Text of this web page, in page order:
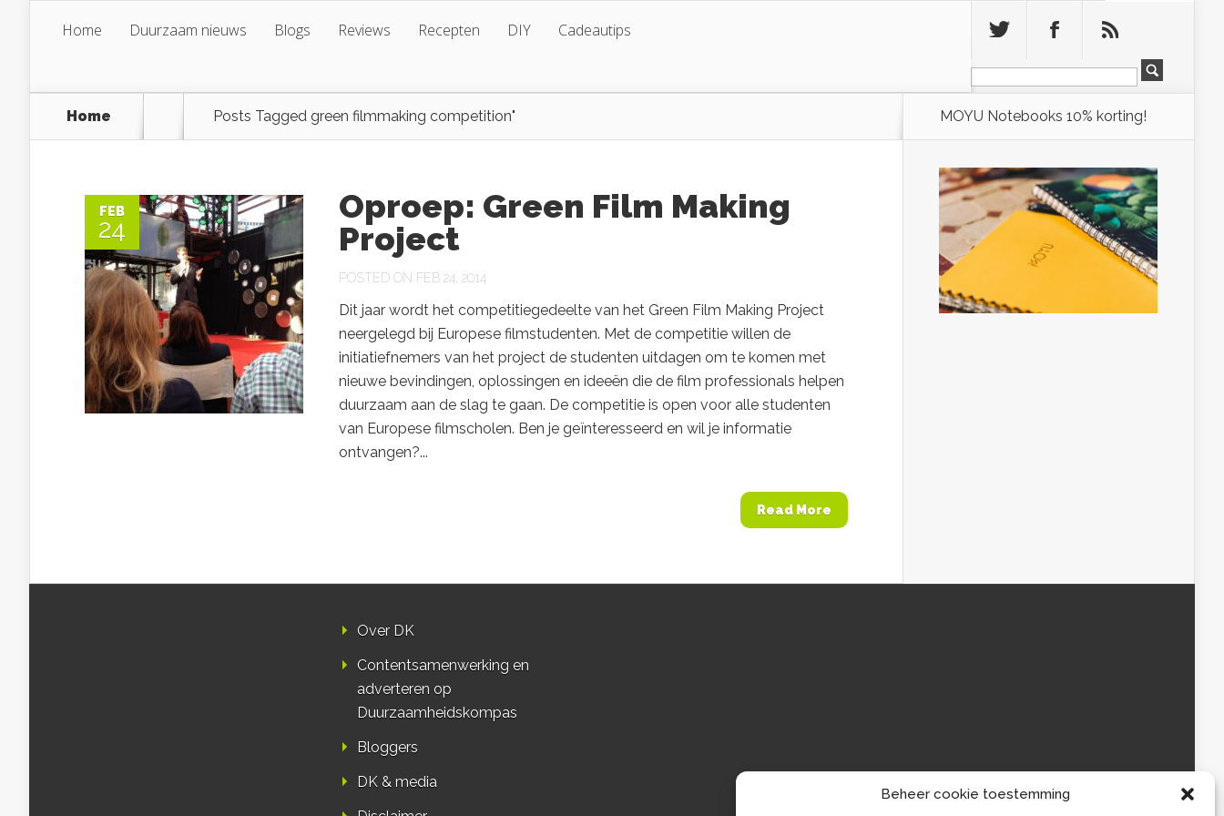
Beheer cookie toestemming
Home Duurzaam nieuws Blogs Reviews Recepten DIY Cadeautips
Home Posts Tagged green filmmaking competition"
FEB
24
Oproep: Green Film Making
Project
POSTED ON FEB 24, 2014
Dit jaar wordt het competitiegedeelte van het Green Film Making Project
neergelegd bij Europese filmstudenten. Met de competitie willen de
initiatiefnemers van het project de studenten uitdagen om te komen met
nieuwe bevindingen, oplossingen en ideeën die de film professionals helpen
duurzaam aan de slag te gaan. De competitie is open voor alle studenten
van Europese filmscholen. Ben je geïnteresseerd en wil je informatie
ontvangen?...
Read More
MOYU Notebooks 10% korting!
Over DK
Contentsamenwerking en
adverteren op
Duurzaamheidskompas
Bloggers
DK & media